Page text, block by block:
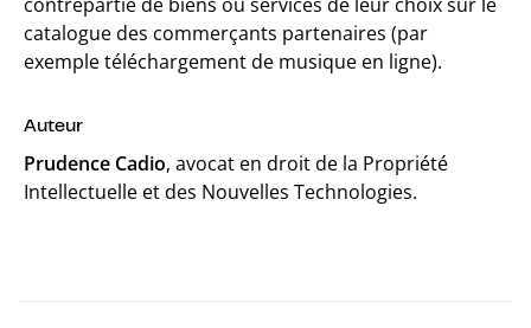
catalogue des commerçants partenaires (par
exemple téléchargement de musique en ligne).
Auteur
Prudence Cadio, avocat en droit de la Propriété
Intellectuelle et des Nouvelles Technologies.